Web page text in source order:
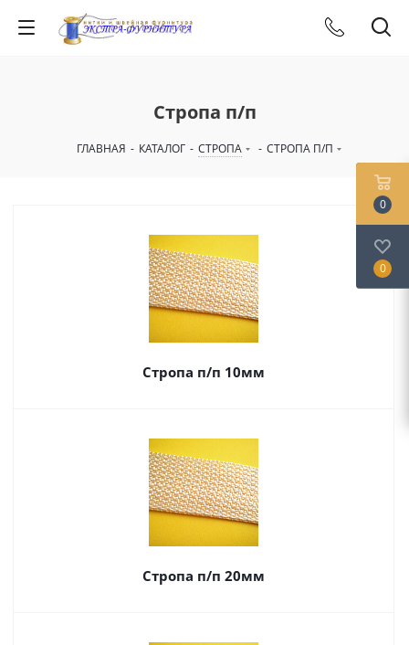
Стропа п/п
ГЛАВНАЯ - КАТАЛОГ - СТРОПА - СТРОПА П/П
Стропа п/п 10мм
Стропа п/п 20мм
0
0